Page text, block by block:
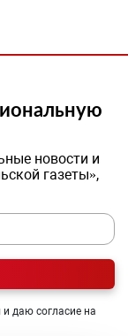
новости и
газеты»,
и даю согласие на